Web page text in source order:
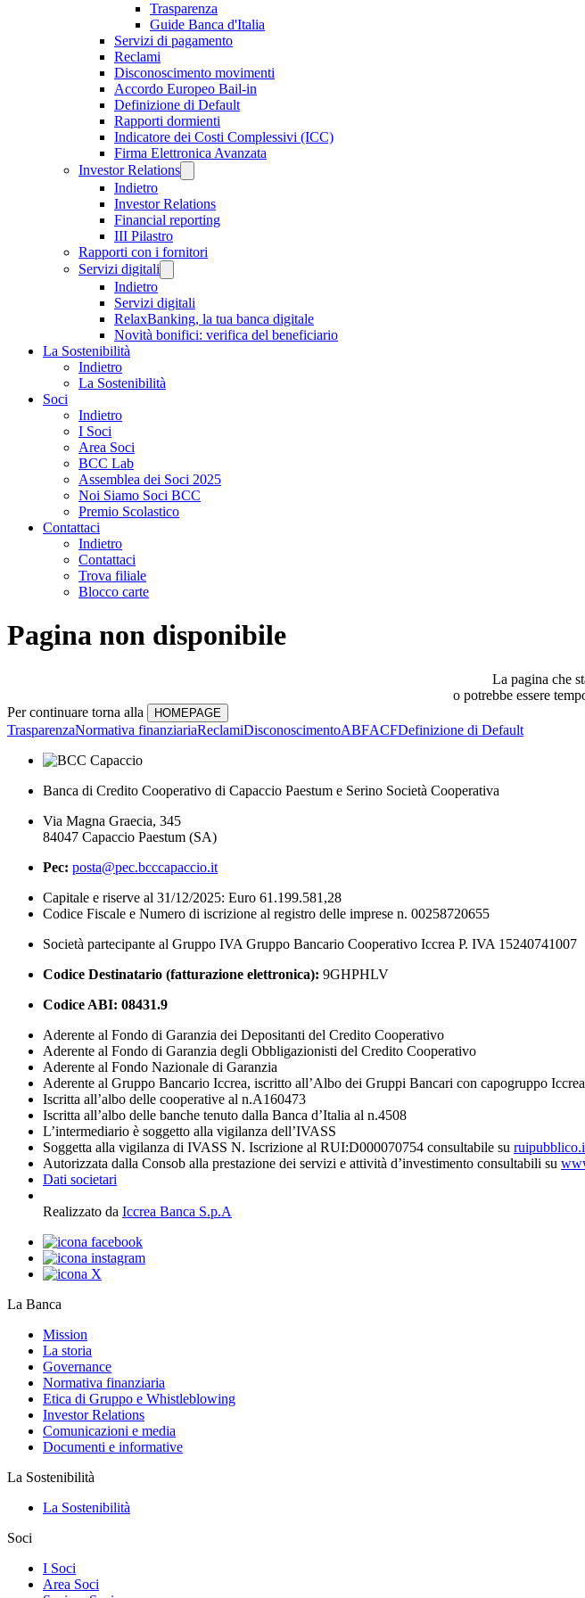
Trasparenza
Guide Banca d'Italia
Servizi di pagamento
Reclami
Disconoscimento movimenti
Accordo Europeo Bail-in
Definizione di Default
Rapporti dormienti
Indicatore dei Costi Complessivi (ICC)
Firma Elettronica Avanzata
Investor Relations
Indietro
Investor Relations
Financial reporting
III Pilastro
Rapporti con i fornitori
Servizi digitali
Indietro
Servizi digitali
RelaxBanking, la tua banca digitale
Novità bonifici: verifica del beneficiario
La Sostenibilità
Indietro
La Sostenibilità
Soci
Indietro
I Soci
Area Soci
BCC Lab
Assemblea dei Soci 2025
Noi Siamo Soci BCC
Premio Scolastico
Contattaci
Indietro
Contattaci
Trova filiale
Blocco carte
Pagina non disponibile
La pagina che
o potrebbe essere
Per continuare torna alla
TrasparenzaNormativa finanziariaReclamiDisconoscimentoABFACFDefinizione di Default
Banca di Credito Cooperativo di Capaccio Paestum e Serino Società Cooperativa
Via Magna Graecia, 345
84047 Capaccio Paestum (SA)
Pec: posta@pec.bcccapaccio.it
Capitale e riserve al 31/12/2025: Euro 61.199.581,28
Codice Fiscale e Numero di iscrizione al registro delle imprese n. 00258720655
Società partecipante al Gruppo IVA Gruppo Bancario Cooperativo Iccrea P. IVA 15240741007
Codice Destinatario (fatturazione elettronica): 9GHPHLV
Codice ABI: 08431.9
Aderente al Fondo di Garanzia dei Depositanti del Credito Cooperativo
Aderente al Fondo di Garanzia degli Obbligazionisti del Credito Cooperativo
Aderente al Fondo Nazionale di Garanzia
Aderente al Gruppo Bancario Iccrea, iscritto all’Albo dei Gruppi Bancari con capogruppo
Iscritta all’albo delle cooperative al n.A160473
Iscritta all’albo delle banche tenuto dalla Banca d’Italia al n.4508
L’intermediario è soggetto alla vigilanza dell’IVASS
Soggetta alla vigilanza di IVASS N. Iscrizione al RUI:D000070754 consultabile su
Autorizzata dalla Consob alla prestazione dei servizi e attività d’investimento consultabili su
Dati societari
Realizzato da Iccrea Banca S.p.A
La Banca
Mission
La storia
Governance
Normativa finanziaria
Etica di Gruppo e Whistleblowing
Investor Relations
Comunicazioni e media
Documenti e informative
La Sostenibilità
La Sostenibilità
Soci
I Soci
Area Soci